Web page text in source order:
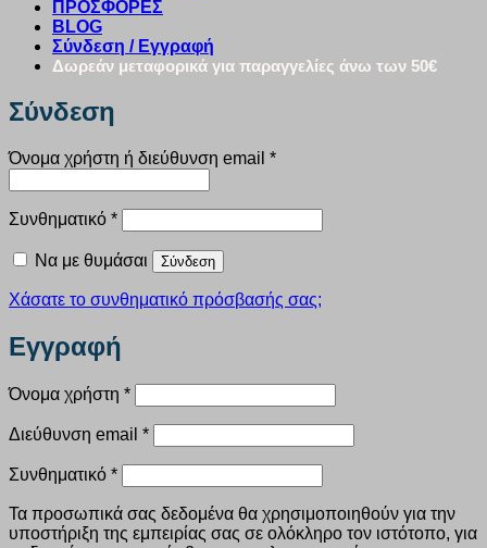
ΠΡΟΣΦΟΡΕΣ
BLOG
Σύνδεση / Εγγραφή
Δωρεάν μεταφορικά για παραγγελίες άνω των 50€
Σύνδεση
Όνομα χρήστη ή διεύθυνση email *Απαιτείται
Συνθηματικό *Απαιτείται
Να με θυμάσαι Σύνδεση
Χάσατε το συνθηματικό πρόσβασής σας;
Εγγραφή
Όνομα χρήστη *Απαιτείται
Διεύθυνση email *Απαιτείται
Συνθηματικό *Απαιτείται
Τα προσωπικά σας δεδομένα θα χρησιμοποιηθούν για την
υποστήριξη της εμπειρίας σας σε ολόκληρο τον ιστότοπο, για